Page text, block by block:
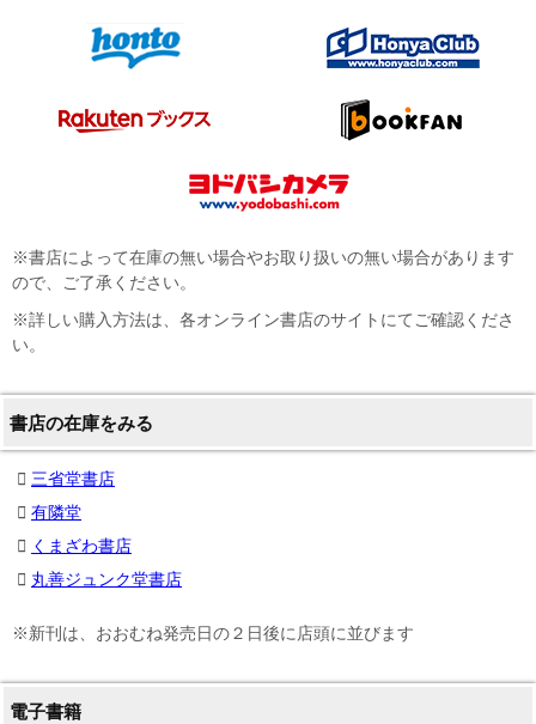
※書店によって在庫の無い場合やお取り扱いの無い場合があります
ので、ご了承ください。
※詳しい購入方法は、各オンライン書店のサイトにてご確認くださ
い。
書店の在庫をみる
三省堂書店
有隣堂
くまざわ書店
丸善ジュンク堂書店
※新刊は、おおむね発売日の２日後に店頭に並びます
電子書籍